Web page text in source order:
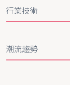
行業技術
潮流趨勢